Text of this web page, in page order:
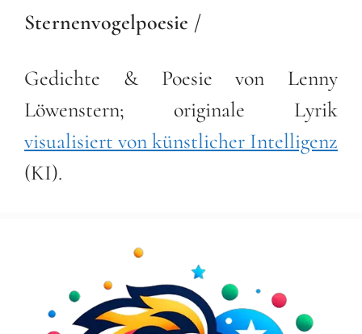
Sternenvogelpoesie /
Gedichte & Poesie von Lenny
Löwenstern; originale Lyrik
visualisiert von künstlicher Intelligenz
(KI).